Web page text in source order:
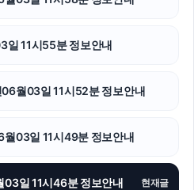
서초구하수구막힘
마포구하수구막힘
11시55분 정보안내
월03일 11시52분 정보안내
03일 11시49분 정보안내
일 11시46분 정보안내 현재글